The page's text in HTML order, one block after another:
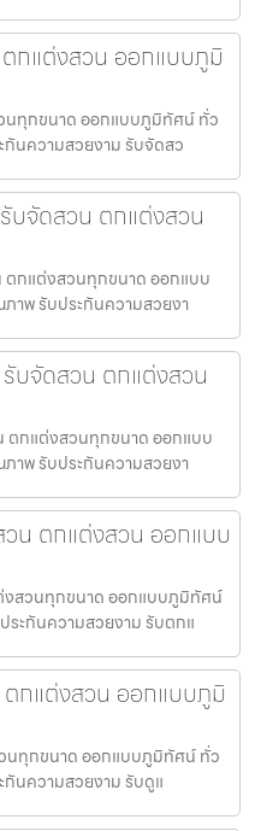
กแต่งสวน ออกแบบภูมิ
นทุกขนาด ออกแบบภูมิทัศน์ ทั่ว
กันความสวยงาม รับจัดสว
จัดสวน ตกแต่งสวน
กแต่งสวนทุกขนาด ออกแบบ
าพ รับประกันความสวยงา
บจัดสวน ตกแต่งสวน
กแต่งสวนทุกขนาด ออกแบบ
าพ รับประกันความสวยงา
น ตกแต่งสวน ออกแบบ
สวนทุกขนาด ออกแบบภูมิทัศน์
ระกันความสวยงาม รับตกแ
กแต่งสวน ออกแบบภูมิ
นทุกขนาด ออกแบบภูมิทัศน์ ทั่ว
กันความสวยงาม รับดูแ